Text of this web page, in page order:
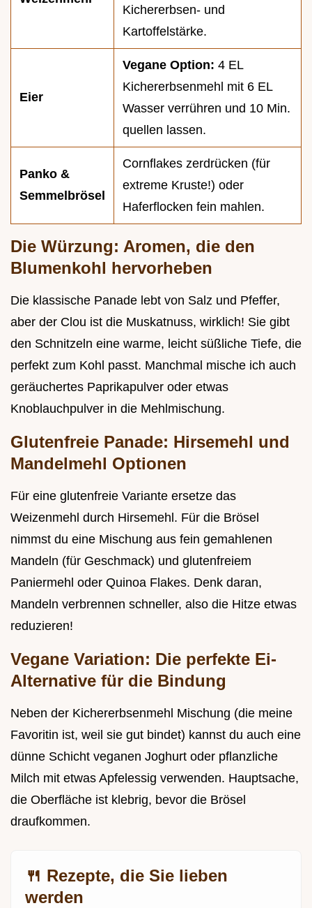
Kichererbsen- und
Kartoffelstärke.
Eier
Vegane Option: 4 EL
Kichererbsenmehl mit 6 EL
Wasser verrühren und 10 Min.
quellen lassen.
Panko &
Semmelbrösel
Cornflakes zerdrücken (für
extreme Kruste!) oder
Haferflocken fein mahlen.
Die Würzung: Aromen, die den
Blumenkohl hervorheben
Die klassische Panade lebt von Salz und Pfeffer,
aber der Clou ist die Muskatnuss, wirklich! Sie gibt
den Schnitzeln eine warme, leicht süßliche Tiefe, die
perfekt zum Kohl passt. Manchmal mische ich auch
geräuchertes Paprikapulver oder etwas
Knoblauchpulver in die Mehlmischung.
Glutenfreie Panade: Hirsemehl und
Mandelmehl Optionen
Für eine glutenfreie Variante ersetze das
Weizenmehl durch Hirsemehl. Für die Brösel
nimmst du eine Mischung aus fein gemahlenen
Mandeln (für Geschmack) und glutenfreiem
Paniermehl oder Quinoa Flakes. Denk daran,
Mandeln verbrennen schneller, also die Hitze etwas
reduzieren!
Vegane Variation: Die perfekte Ei-
Alternative für die Bindung
Neben der Kichererbsenmehl Mischung (die meine
Favoritin ist, weil sie gut bindet) kannst du auch eine
dünne Schicht veganen Joghurt oder pflanzliche
Milch mit etwas Apfelessig verwenden. Hauptsache,
die Oberfläche ist klebrig, bevor die Brösel
draufkommen.
🍴 Rezepte, die Sie lieben
werden